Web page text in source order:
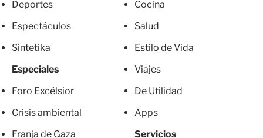
Deportes
Espectáculos
Sintetika
Especiales
Foro Excélsior
Crisis ambiental
Franja de Gaza
Cocina
Salud
Estilo de Vida
Viajes
De Utilidad
Apps
Servicios